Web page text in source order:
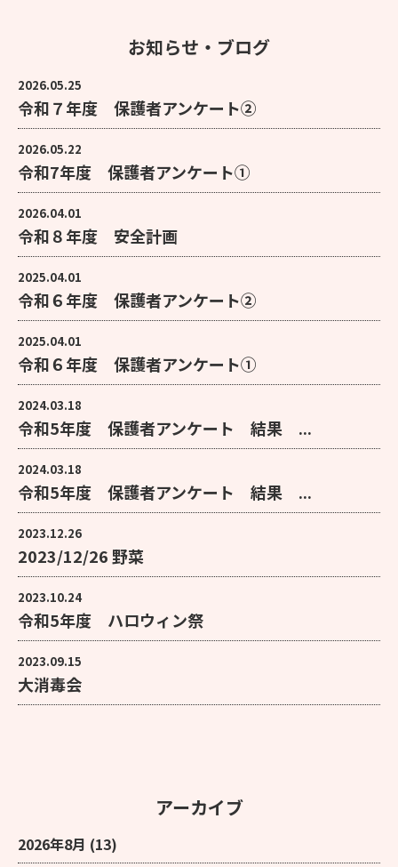
お知らせ・ブログ
2026.05.25
令和７年度 保護者アンケート②
2026.05.22
令和7年度 保護者アンケート①
2026.04.01
令和８年度 安全計画
2025.04.01
令和６年度 保護者アンケート②
2025.04.01
令和６年度 保護者アンケート①
2024.03.18
令和5年度 保護者アンケート 結果 ...
2024.03.18
令和5年度 保護者アンケート 結果 ...
2023.12.26
2023/12/26 野菜
2023.10.24
令和5年度 ハロウィン祭
2023.09.15
大消毒会
アーカイブ
2026年8月 (13)